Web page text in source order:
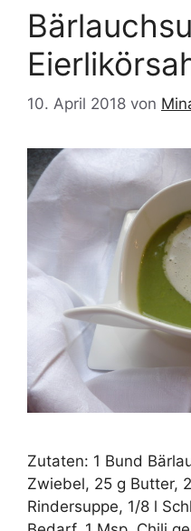
10. April 2018 von
Zutaten: 1 Bund
Zwiebel, 25 g Butter,
Rindersuppe, 1/8 l